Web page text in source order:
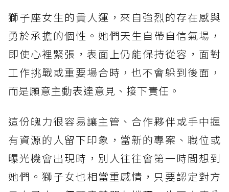
獅子座女生的貴人運，來自強烈的存在感與
勇於承擔的個性。她們天生自帶自信氣場，
即使心裡緊張，表面上仍能保持從容，面對
工作挑戰或重要場合時，也不會躲到後面，
而是願意主動表達意見、接下責任。
這份魄力很容易讓主管、合作夥伴或手中握
有資源的人留下印象，當新的專案、職位或
曝光機會出現時，別人往往會第一時間想到
她們。獅子女也相當重感情，只要認定對方